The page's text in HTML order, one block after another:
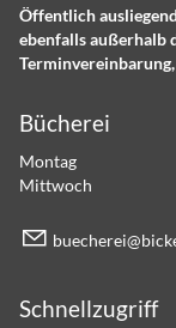
Öffentlich
ebenfalls außerhalb
Bücherei
Montag 16:00
Mittwoch
b ch r b ck
Schnellzugriff